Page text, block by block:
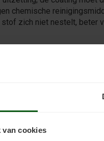
van cookies
chemische
zich niet nestelt, beter
verven met
eerst een primer,
beschadigingen
vocht en